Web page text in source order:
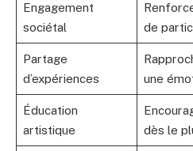
Engagement
sociétal
de
Partage
d’expériences
une
Éducation
artistique
dès le